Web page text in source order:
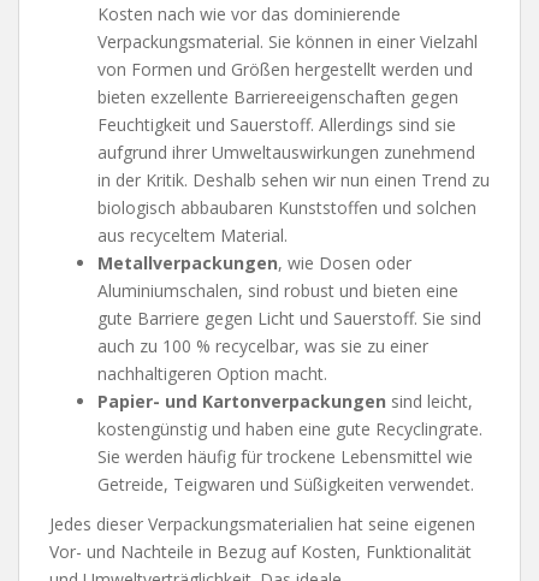
Kosten nach wie vor das dominierende
Verpackungsmaterial. Sie können in einer Vielzahl
von Formen und Größen hergestellt werden und
bieten exzellente Barriereeigenschaften gegen
Feuchtigkeit und Sauerstoff. Allerdings sind sie
aufgrund ihrer Umweltauswirkungen zunehmend
in der Kritik. Deshalb sehen wir nun einen Trend zu
biologisch abbaubaren Kunststoffen und solchen
aus recyceltem Material.
Metallverpackungen, wie Dosen oder
Aluminiumschalen, sind robust und bieten eine
gute Barriere gegen Licht und Sauerstoff. Sie sind
auch zu 100 % recycelbar, was sie zu einer
nachhaltigeren Option macht.
Papier- und Kartonverpackungen sind leicht,
kostengünstig und haben eine gute Recyclingrate.
Sie werden häufig für trockene Lebensmittel wie
Getreide, Teigwaren und Süßigkeiten verwendet.
Jedes dieser Verpackungsmaterialien hat seine eigenen
Vor- und Nachteile in Bezug auf Kosten, Funktionalität